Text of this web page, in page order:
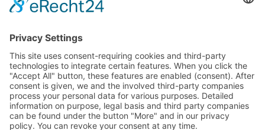
Redakce bbkult.net
Centrum Bavaria Bohemia (CeBB)
Dr. Veronika Hofinger
Freyung 1, 92539 Schönsee
Tel.:+49 (0)9674 / 92 48 78
veronika.hofinger@cebb.de